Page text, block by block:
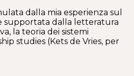
dalla mia esperienza sul
supportata dalla letteratura
la teoria dei sistemi
studies (Kets de Vries, per